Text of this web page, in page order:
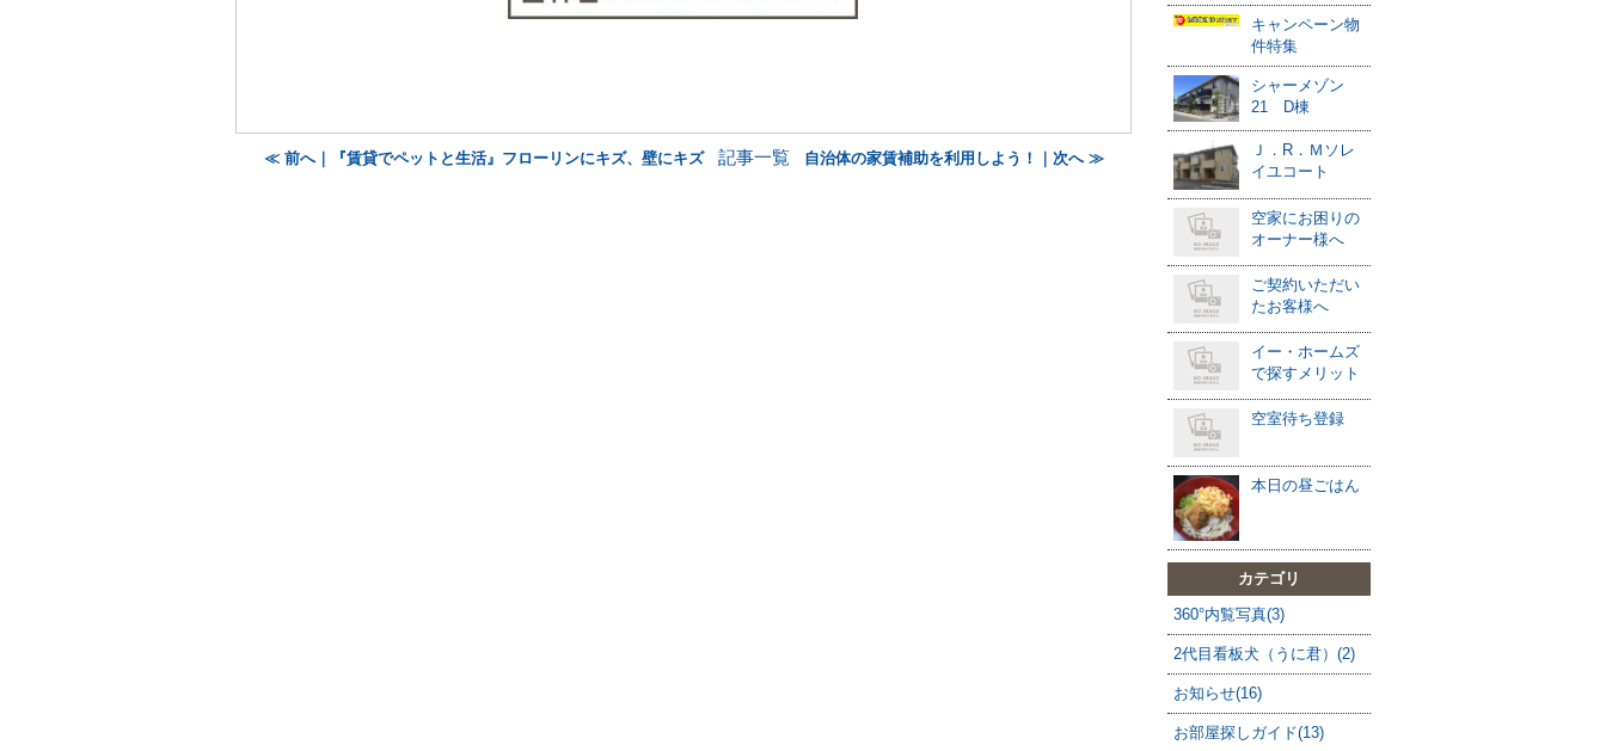
≪ 前へ｜『賃貸でペットと生活』フローリンにキズ、壁にキズ 記事一覧 自治体の家賃補助を利用しよう！｜次へ ≫
キャンペーン物
件特集
シャーメゾン
21 D棟
Ｊ．R．Ｍソレ
イユコート
空家にお困りの
オーナー様へ
ご契約いただい
たお客様へ
イー・ホームズ
で探すメリット
空室待ち登録
本日の昼ごはん
カテゴリ
360°内覧写真(3)
2代目看板犬（うに君）(2)
お知らせ(16)
お部屋探しガイド(13)